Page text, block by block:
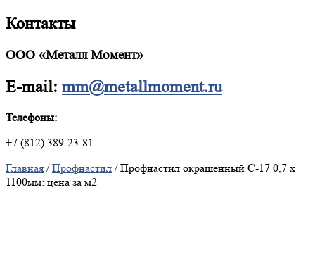
Контакты
ООО «Металл Момент»
E-mail: mm@metallmoment.ru
Телефоны:
+7 (812) 389-23-81
Главная /Профнастил / Профнастил окрашенный С-17 0,7 х
1100мм: цена за м2